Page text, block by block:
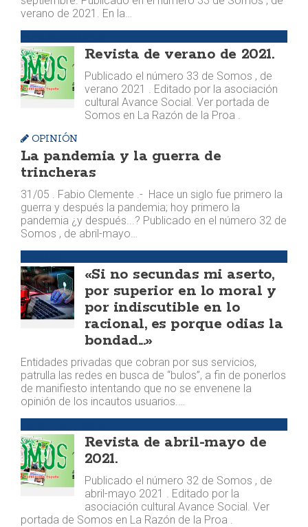
verano de 2021. En la…
Revista de verano de 2021.
Publicado el número 33 de Somos , de
verano 2021 . Editado por la asociación
cultural Avance Social. Ver portada de
Somos en La Razón de la Proa .
OPINIÓN
La pandemia y la guerra de
trincheras
31/05 . Fabio Clemente .- Hace un siglo fue primero la
guerra y después la pandemia; hoy primero la
pandemia ¿y después...? Publicado en el número 32 de
Somos , de abril-mayo…
«Si no secundas mi aserto,
por superior en lo moral y
por indiscutible en lo
racional, es porque odias la
bondad...»
Entidades privadas que cobran por sus servicios,
patrulla las redes en busca de “bulos”, a fin de ponerlos
de manifiesto intentando que no se envenene la
opinión de los incautos usuarios.…
Revista de abril-mayo de
2021.
Publicado el número 32 de Somos , de
abril-mayo 2021 . Editado por la
asociación cultural Avance Social. Ver
portada de Somos en La Razón de la Proa .